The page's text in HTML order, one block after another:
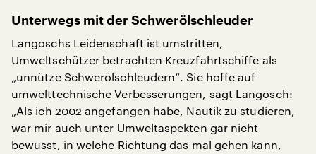
Unterwegs mit der Schwerölschleuder
Langoschs Leidenschaft ist umstritten,
Umweltschützer betrachten Kreuzfahrtschiffe als
„unnütze Schwerölschleudern“. Sie hoffe auf
umwelttechnische Verbesserungen, sagt Langosch:
„Als ich 2002 angefangen habe, Nautik zu studieren,
war mir auch unter Umweltaspekten gar nicht
bewusst, in welche Richtung das mal gehen kann,